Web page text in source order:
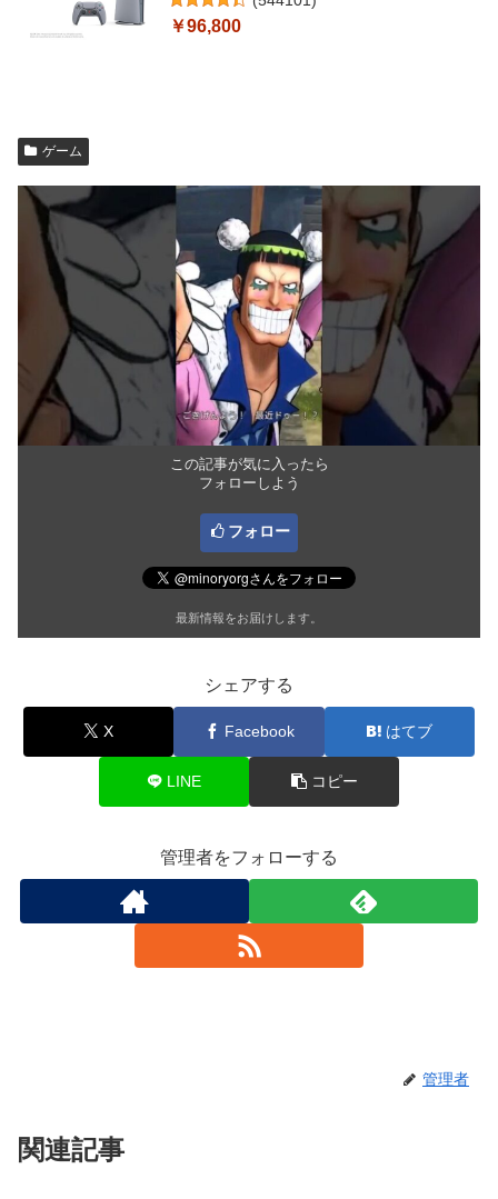
￥96,800
ゲーム
この記事が気に入ったら
フォローしよう
フォロー
最新情報をお届けします。
シェアする
X Facebook はてブ
LINE コピー
管理者をフォローする
管理者
関連記事